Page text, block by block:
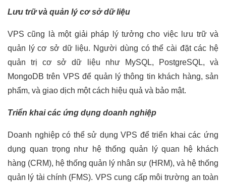
Lưu trữ và quản lý cơ sở dữ liệu
VPS cũng là một giải pháp lý tưởng cho việc lưu trữ và
quản lý cơ sở dữ liệu. Người dùng có thể cài đặt các hệ
quản trị cơ sở dữ liệu như MySQL, PostgreSQL, và
MongoDB trên VPS để quản lý thông tin khách hàng, sản
phẩm, và giao dịch một cách hiệu quả và bảo mật.
Triển khai các ứng dụng doanh nghiệp
Doanh nghiệp có thể sử dụng VPS để triển khai các ứng
dụng quan trọng như hệ thống quản lý quan hệ khách
hàng (CRM), hệ thống quản lý nhân sự (HRM), và hệ thống
quản lý tài chính (FMS). VPS cung cấp môi trường an toàn